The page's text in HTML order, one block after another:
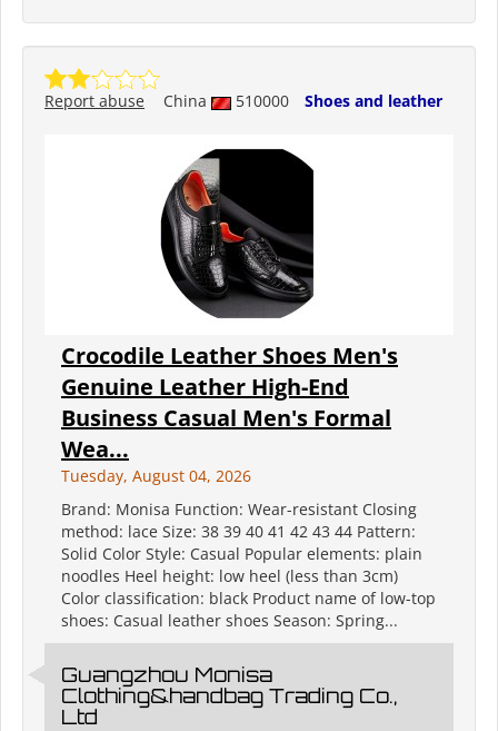
China 510000 Shoes and leather
Report abuse
Crocodile Leather Shoes Men's
Genuine Leather High-End
Business Casual Men's Formal
Wea...
Tuesday, August 04, 2026
Brand: Monisa Function: Wear-resistant Closing
method: lace Size: 38 39 40 41 42 43 44 Pattern:
Solid Color Style: Casual Popular elements: plain
noodles Heel height: low heel (less than 3cm)
Color classification: black Product name of low-top
shoes: Casual leather shoes Season: Spring...
Guangzhou Monisa
Clothing&handbag Trading Co.,
Ltd